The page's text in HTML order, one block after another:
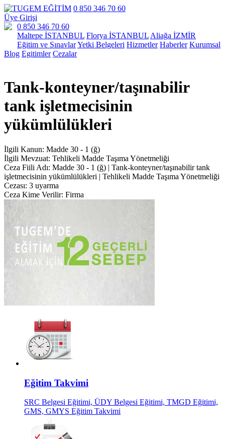
0 850 346 70 60
Üye Girişi
0 850 346 70 60
Maltepe İSTANBUL Florya İSTANBUL Aliağa İZMİR
Eğitim ve SınavlarYetki Belgeleri Hizmetler Haberler Kurumsal
Blog Egitimler Cezalar
Tank-konteyner/taşınabilir
tank işletmecisinin
yükümlülükleri
İlgili Kanun: Madde 30 - 1 (ğ)
İlgili Mevzuat: Tehlikeli Madde Taşıma Yönetmeliği
Ceza Fiili Adı: Madde 30 - 1 (ğ) | Tank-konteyner/taşınabilir tank
işletmecisinin yükümlülükleri | Tehlikeli Madde Taşıma Yönetmeliği
Cezası: 3 uyarma
Ceza Kime Verilir: Firma
Eğitim Takvimi
SRC Belgesi Eğitimi, ÜDY Belgesi Eğitimi, TMGD Eğitimi,
GMS, GMYS Eğitim Takvimi